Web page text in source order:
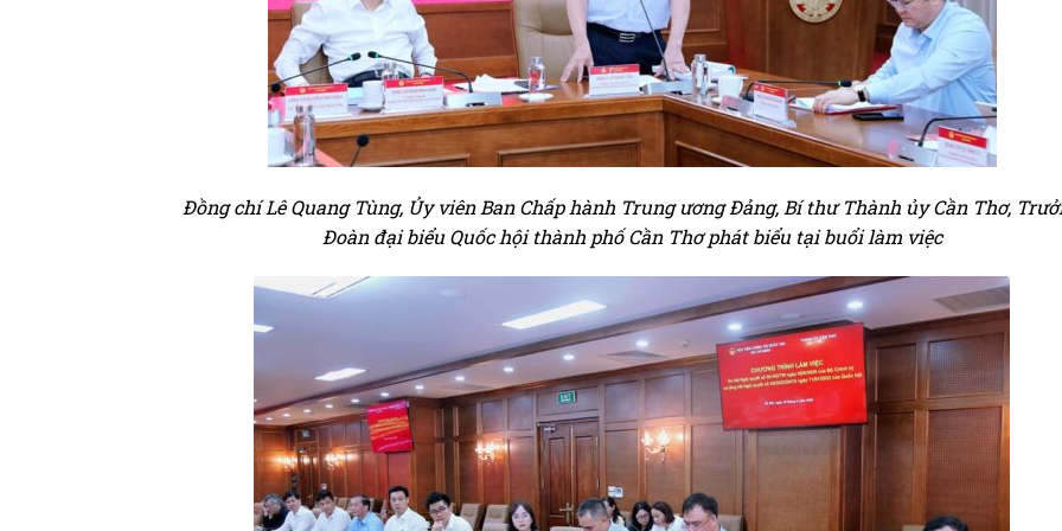
Đồng chí Lê Quang Tùng, Ủy viên Ban Chấp hành Trung ương Đảng, Bí thư Thành ủy Cần Thơ,
Đoàn đại biểu Quốc hội thành phố Cần Thơ phát biểu tại buổi làm việc